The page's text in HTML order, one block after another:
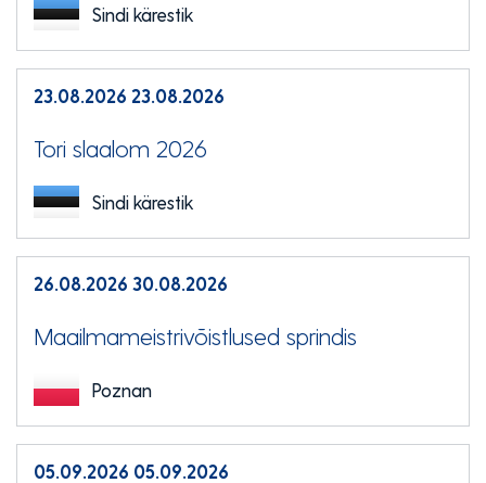
Sindi kärestik
23.08.2026 23.08.2026
Tori slaalom 2026
Sindi kärestik
26.08.2026 30.08.2026
Maailmameistrivõistlused sprindis
Poznan
05.09.2026 05.09.2026